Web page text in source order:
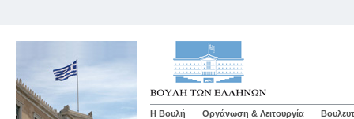
Η Βουλή Οργάνωση & Λειτουργία